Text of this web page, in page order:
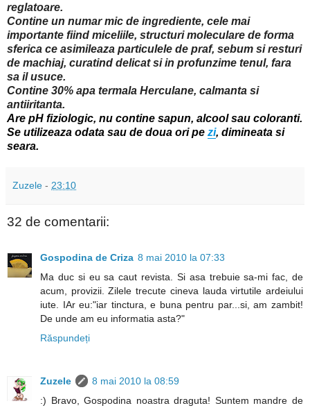
reglatoare.
Contine un numar mic de ingrediente, cele mai
importante fiind miceliile, structuri moleculare de forma
sferica ce asimileaza particulele de praf, sebum si resturi
de machiaj, curatind delicat si in profunzime tenul, fara
sa il usuce.
Contine 30% apa termala Herculane, calmanta si
antiiritanta.
Are pH fiziologic, nu contine sapun, alcool sau coloranti.
Se utilizeaza odata sau de doua ori pe zi, dimineata si
seara.
Zuzele - 23:10
32 de comentarii:
Gospodina de Criza 8 mai 2010 la 07:33
Ma duc si eu sa caut revista. Si asa trebuie sa-mi fac, de
acum, provizii. Zilele trecute cineva lauda virtutile ardeiului
iute. IAr eu:"iar tinctura, e buna pentru par...si, am zambit!
De unde am eu informatia asta?"
Răspundeți
Zuzele
8 mai 2010 la 08:59
:) Bravo, Gospodina noastra draguta! Suntem mandre de